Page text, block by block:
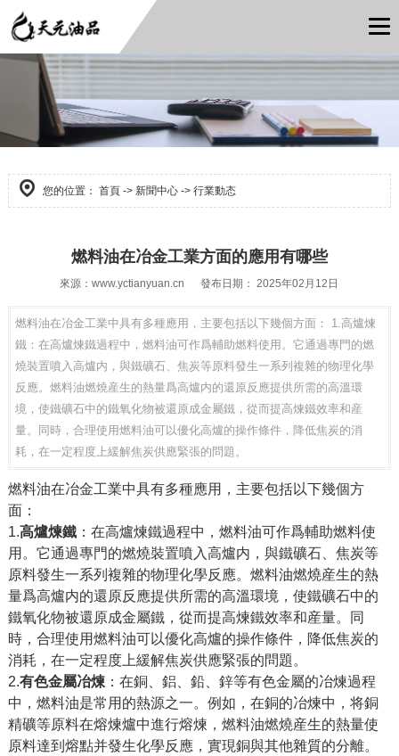
您的位置： 首頁-> 新聞中心 -> 行業動态
燃料油在冶金工業方面的應用有哪些
來源：www.yctianyuan.cn 發布日期： 2025年02月12日
燃料油在冶金工業中具有多種應用，主要包括以下幾個方面： 1.高爐煉
鐵：在高爐煉鐵過程中，燃料油可作爲輔助燃料使用。它通過專門的燃
燒裝置噴入高爐内，與鐵礦石、焦炭等原料發生一系列複雜的物理化學
反應。燃料油燃燒産生的熱量爲高爐内的還原反應提供所需的高溫環
境，使鐵礦石中的鐵氧化物被還原成金屬鐵，從而提高煉鐵效率和産
量。同時，合理使用燃料油可以優化高爐的操作條件，降低焦炭的消
耗，在一定程度上緩解焦炭供應緊張的問題。
燃料油在冶金工業中具有多種應用，主要包括以下幾個方
面：
1.高爐煉鐵：在高爐煉鐵過程中，燃料油可作爲輔助燃料使
用。它通過專門的燃燒裝置噴入高爐内，與鐵礦石、焦炭等
原料發生一系列複雜的物理化學反應。燃料油燃燒産生的熱
量爲高爐内的還原反應提供所需的高溫環境，使鐵礦石中的
鐵氧化物被還原成金屬鐵，從而提高煉鐵效率和産量。同
時，合理使用燃料油可以優化高爐的操作條件，降低焦炭的
消耗，在一定程度上緩解焦炭供應緊張的問題。
2.有色金屬冶煉：在銅、鋁、鉛、鋅等有色金屬的冶煉過程
中，燃料油是常用的熱源之一。例如，在銅的冶煉中，将銅
精礦等原料在熔煉爐中進行熔煉，燃料油燃燒産生的熱量使
原料達到熔點并發生化學反應，實現銅與其他雜質的分離。